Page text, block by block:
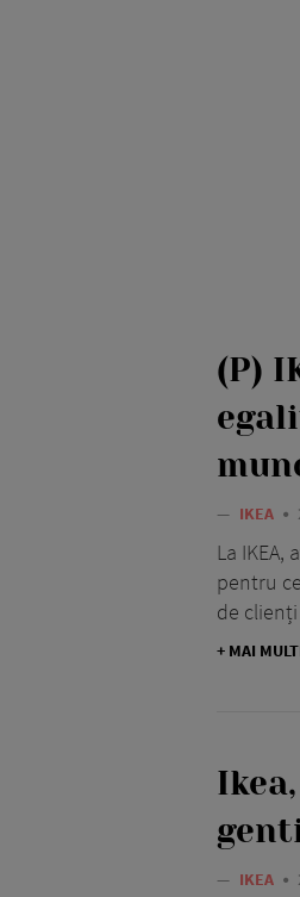
(P)
— IKEA
La IKEA,
pentru
de
+ MAI
— IKEA